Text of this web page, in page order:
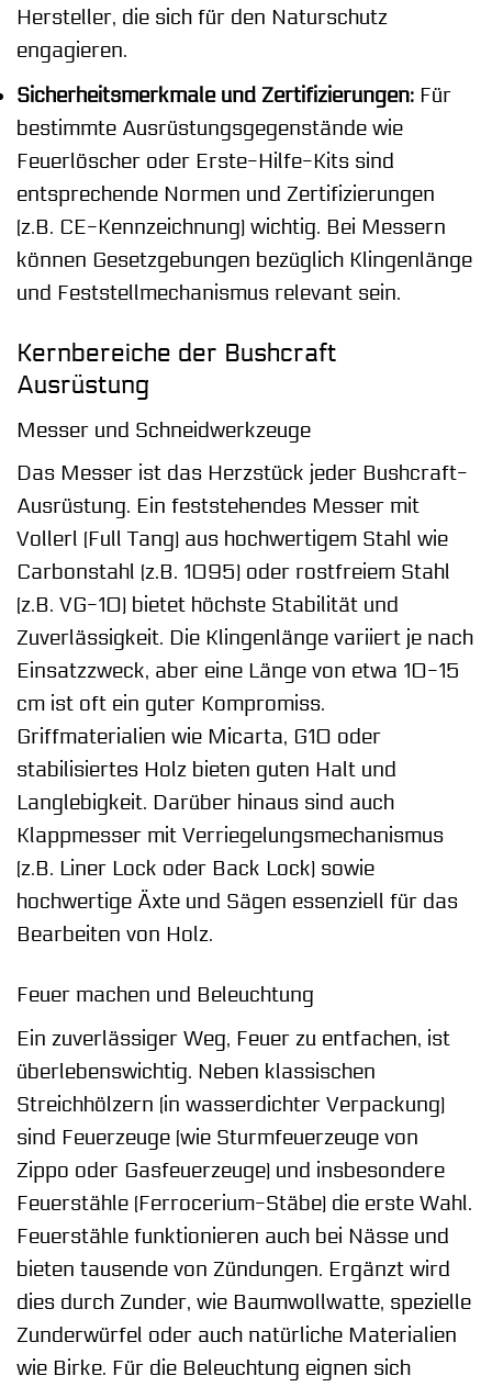
Hersteller, die sich für den Naturschutz
engagieren.
Sicherheitsmerkmale und Zertifizierungen: Für
bestimmte Ausrüstungsgegenstände wie
Feuerlöscher oder Erste-Hilfe-Kits sind
entsprechende Normen und Zertifizierungen
(z.B. CE-Kennzeichnung) wichtig. Bei Messern
können Gesetzgebungen bezüglich Klingenlänge
und Feststellmechanismus relevant sein.
Kernbereiche der Bushcraft
Ausrüstung
Messer und Schneidwerkzeuge
Das Messer ist das Herzstück jeder Bushcraft-
Ausrüstung. Ein feststehendes Messer mit
Vollerl (Full Tang) aus hochwertigem Stahl wie
Carbonstahl (z.B. 1095) oder rostfreiem Stahl
(z.B. VG-10) bietet höchste Stabilität und
Zuverlässigkeit. Die Klingenlänge variiert je nach
Einsatzzweck, aber eine Länge von etwa 10-15
cm ist oft ein guter Kompromiss.
Griffmaterialien wie Micarta, G10 oder
stabilisiertes Holz bieten guten Halt und
Langlebigkeit. Darüber hinaus sind auch
Klappmesser mit Verriegelungsmechanismus
(z.B. Liner Lock oder Back Lock) sowie
hochwertige Äxte und Sägen essenziell für das
Bearbeiten von Holz.
Feuer machen und Beleuchtung
Ein zuverlässiger Weg, Feuer zu entfachen, ist
überlebenswichtig. Neben klassischen
Streichhölzern (in wasserdichter Verpackung)
sind Feuerzeuge (wie Sturmfeuerzeuge von
Zippo oder Gasfeuerzeuge) und insbesondere
Feuerstähle (Ferrocerium-Stäbe) die erste Wahl.
Feuerstähle funktionieren auch bei Nässe und
bieten tausende von Zündungen. Ergänzt wird
dies durch Zunder, wie Baumwollwatte, spezielle
Zunderwürfel oder auch natürliche Materialien
wie Birke. Für die Beleuchtung eignen sich